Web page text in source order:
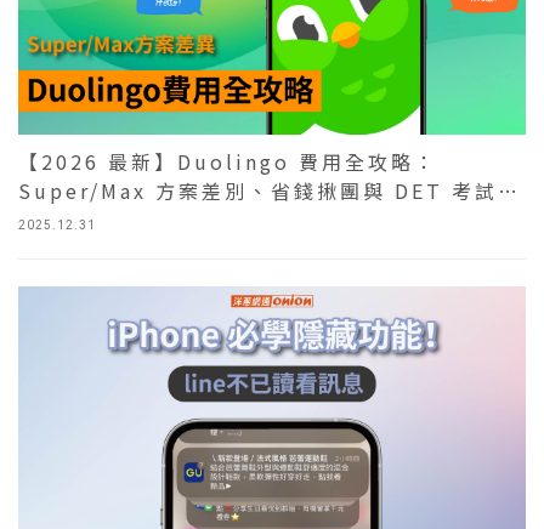
2025.12.31
【2026 最新】Duolingo 費用全攻略：
Super/Max 方案差別、省錢揪團與 DET 考試費
用